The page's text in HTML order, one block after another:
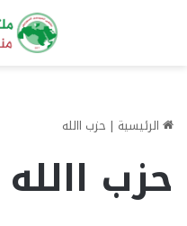
الرئيسية | حزب االله
حزب االله